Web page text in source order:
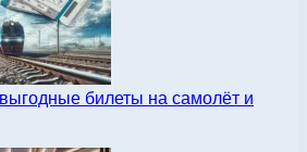
выгодные билеты на самолёт и